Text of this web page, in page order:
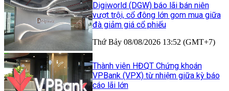
Digiworld (DGW) báo lãi bán niên
vượt trội, cổ đông lớn gom mua giữa
đà giảm giá cổ phiếu
Thứ Bảy 08/08/2026 13:52 (GMT+7)
Thành viên HĐQT Chứng khoán
VPBank (VPX) từ nhiệm giữa kỳ báo
cáo lãi lớn